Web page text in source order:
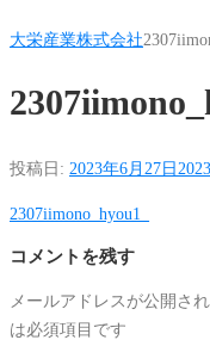
大栄産業株式会社
投稿日: 2023年6月27日
2307iimono_hyou1_
コメントを残す
メールアドレスが公開さ
は必須項目です